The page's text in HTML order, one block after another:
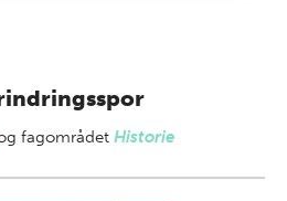
fagområdet Historie